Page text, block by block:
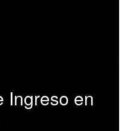
Ingreso en